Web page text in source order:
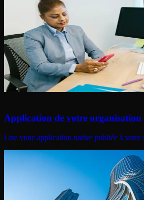
Application de votre organisation
Une vraie application native publiée à